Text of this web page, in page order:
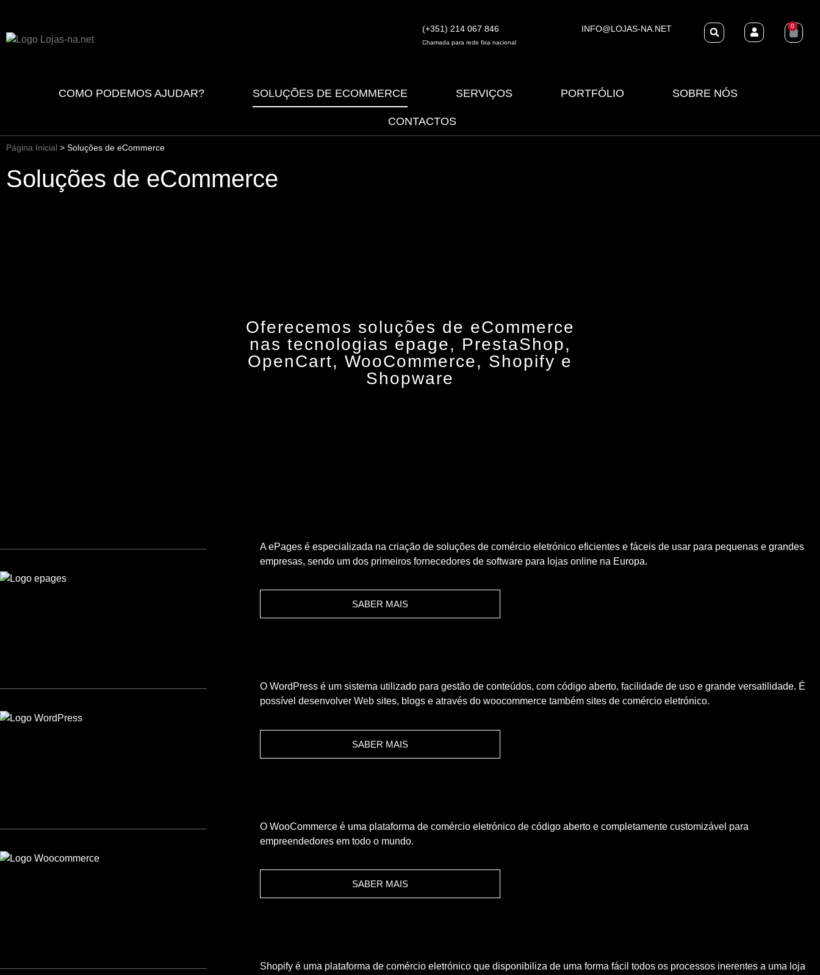
(+351) 214 067 846
Chamada para rede fixa nacional
INFO@LOJAS-NA.NET 0
COMO PODEMOS AJUDAR? SOLUÇÕES DE ECOMMERCE SERVIÇOS PORTFÓLIO SOBRE NÓS
CONTACTOS
Página Inicial > Soluções de eCommerce
Soluções de eCommerce
Oferecemos soluções de eCommerce
nas tecnologias epage, PrestaShop,
OpenCart, WooCommerce, Shopify e
Shopware
A ePages é especializada na criação de soluções de comércio eletrónico eficientes e fáceis de usar para pequenas e grandes
empresas, sendo um dos primeiros fornecedores de software para lojas online na Europa.
SABER MAIS
O WordPress é um sistema utilizado para gestão de conteúdos, com código aberto, facilidade de uso e grande versatilidade. É
possível desenvolver Web sites, blogs e através do woocommerce também sites de comércio eletrónico.
SABER MAIS
O WooCommerce é uma plataforma de comércio eletrónico de código aberto e completamente customizável para
empreendedores em todo o mundo.
SABER MAIS
Shopify é uma plataforma de comércio eletrónico que disponibiliza de uma forma fácil todos os processos inerentes a uma loja